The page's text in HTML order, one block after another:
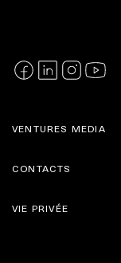
VENTURES MEDIA
CONTACTS
VIE PRIVÉE